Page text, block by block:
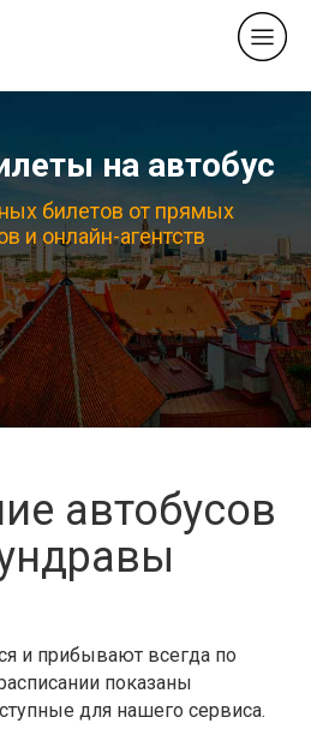
на автобус
билетов от прямых
и онлайн-агентств
автобусов
и прибывают всегда по
показаны
для нашего сервиса.